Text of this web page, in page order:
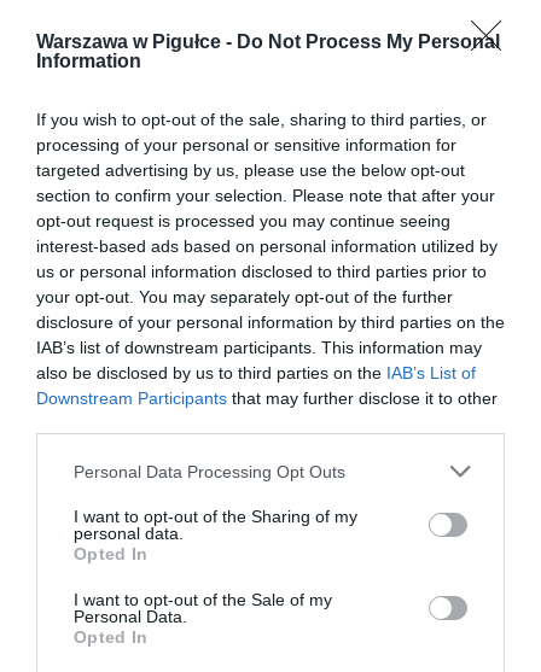
Warszawa w Pigułce - Do Not Process My Personal
Information
If you wish to opt-out of the sale, sharing to third parties, or
processing of your personal or sensitive information for
targeted advertising by us, please use the below opt-out
section to confirm your selection. Please note that after your
opt-out request is processed you may continue seeing
interest-based ads based on personal information utilized by
us or personal information disclosed to third parties prior to
your opt-out. You may separately opt-out of the further
disclosure of your personal information by third parties on the
IAB’s list of downstream participants. This information may
also be disclosed by us to third parties on the IAB’s List of
Downstream Participants that may further disclose it to other
Personal Data Processing Opt Outs
I want to opt-out of the Sharing of my
personal data.
Opted In
I want to opt-out of the Sale of my
Personal Data.
Opted In